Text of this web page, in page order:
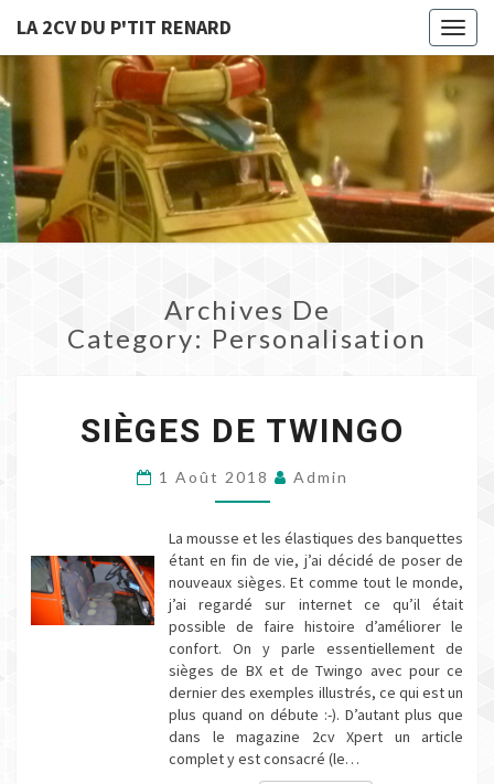
LA 2CV DU P'TIT RENARD
LA 2CV
DU
P'TIT
Un Site
Utilisant
WordPress
Archives De
Category: Personalisation
I
È
E
D
E
T
W
I
N
G
O
SIÈGES DE TWINGO
1 Août 2018 Admin
La mousse et les élastiques des banquettes
étant en fin de vie, j’ai décidé de poser de
nouveaux sièges. Et comme tout le monde,
j’ai regardé sur internet ce qu’il était
possible de faire histoire d’améliorer le
confort. On y parle essentiellement de
sièges de BX et de Twingo avec pour ce
dernier des exemples illustrés, ce qui est un
plus quand on débute :-). D’autant plus que
dans le magazine 2cv Xpert un article
complet y est consacré (le…